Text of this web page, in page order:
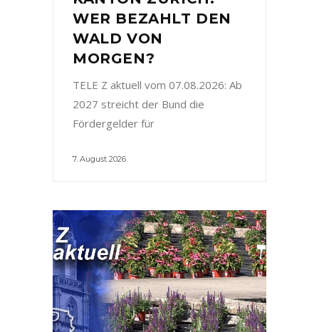
WER BEZAHLT DEN
WALD VON
MORGEN?
TELE Z aktuell vom 07.08.2026: Ab
2027 streicht der Bund die
Fördergelder für
7. August 2026